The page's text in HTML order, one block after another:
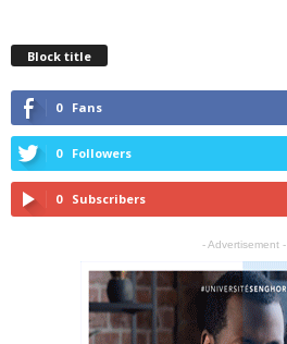
Block title
0 Fans
0 Followers
0 Subscribers
- Advertisement -